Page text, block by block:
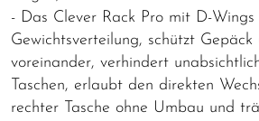
- Das Clever Rack Pro mit D-
Gewichtsverteilung, schützt Gepäck
voreinander, verhindert
Taschen, erlaubt den direkten
rechter Tasche ohne Umbau und